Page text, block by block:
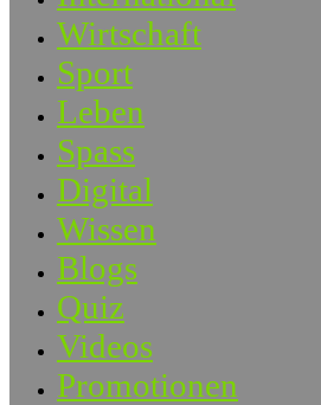
Wirtschaft
Sport
Leben
Spass
Digital
Wissen
Blogs
Quiz
Videos
Promotionen